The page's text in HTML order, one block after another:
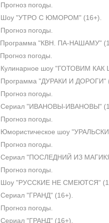
Прогноз погоды.
Шоу "УТРО С ЮМОРОМ" (16+).
Прогноз погоды.
Программа "КВН. ПА-НАШАМУ"
Прогноз погоды.
Кулинарное шоу "ГОТОВИМ КАК
Программа "ДУРАКИ И ДОРОГИ"
Прогноз погоды.
Сериал "ИВАНОВЫ-ИВАНОВЫ"
Прогноз погоды.
Юмористическое шоу
Прогноз погоды.
Cериал "ПОСЛЕДНИЙ ИЗ
Прогноз погоды.
Шоу "РУССКИЕ НЕ СМЕЮТСЯ"
Сериал "ГРАНД" (16+).
Прогноз погоды.
Сериал "ГРАНД" (16+).